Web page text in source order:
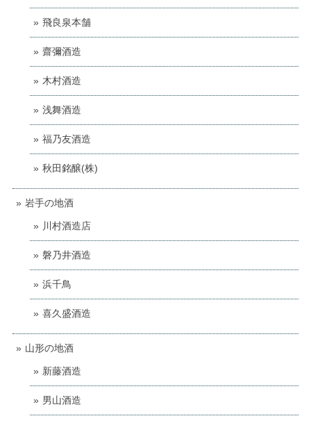
飛良泉本舗
齋彌酒造
木村酒造
浅舞酒造
福乃友酒造
秋田銘醸(株)
岩手の地酒
川村酒造店
磐乃井酒造
浜千鳥
喜久盛酒造
山形の地酒
新藤酒造
男山酒造